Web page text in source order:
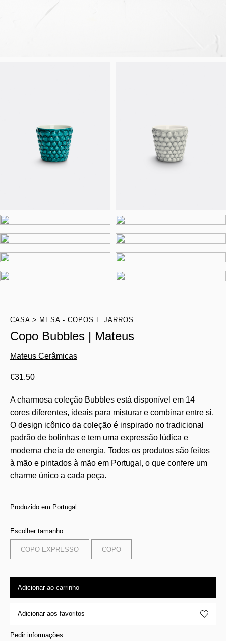
CASA MESA - COPOS E JARROS
Copo Bubbles | Mateus
Mateus Cerâmicas
€31.50
A charmosa coleção Bubbles está disponível em 14
cores diferentes, ideais para misturar e combinar entre si.
O design icônico da coleção é inspirado no tradicional
padrão de bolinhas e tem uma expressão lúdica e
moderna cheia de energia. Todos os produtos são feitos
à mão e pintados à mão em Portugal, o que confere um
charme único a cada peça.
Produzido em Portugal
Escolher tamanho
COPO EXPRESSO COPO
Adicionar ao carrinho
Adicionar aos favoritos
Pedir informações